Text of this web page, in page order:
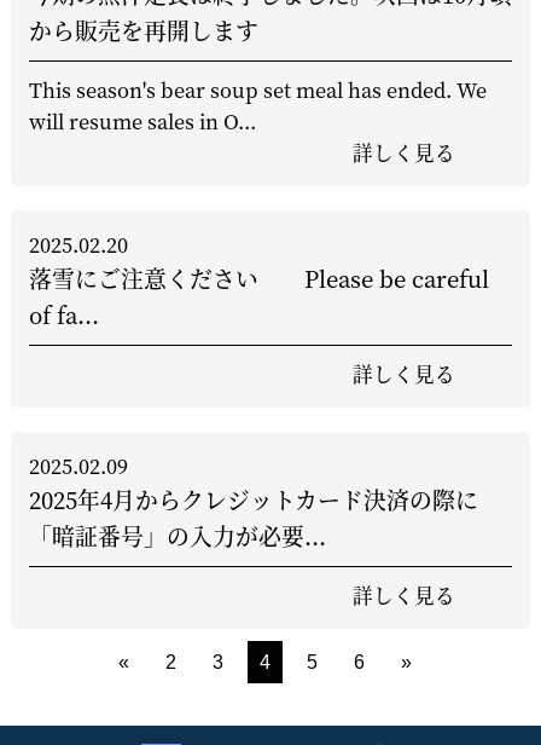
から販売を再開します
This season's bear soup set meal has ended. We
will resume sales in O...
詳しく見る
2025.02.20
落雪にご注意ください Please be careful
of fa...
詳しく見る
2025.02.09
2025年4月からクレジットカード決済の際に
「暗証番号」の入力が必要...
詳しく見る
« 2 3 4 5 6 »